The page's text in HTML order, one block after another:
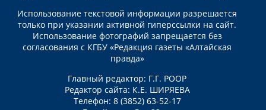
Использование текстовой информации разрешается
только при указании активной гиперссылки на сайт.
Использование фотографий запрещается без
согласования с КГБУ «Редакция газеты «Алтайская
правда»
Главный редактор: Г.Г. РООР
Редактор сайта: К.Е. ШИРЯЕВА
Телефон: 8 (3852) 63-52-17